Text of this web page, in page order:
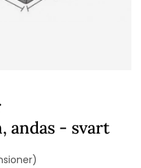
andas - svart